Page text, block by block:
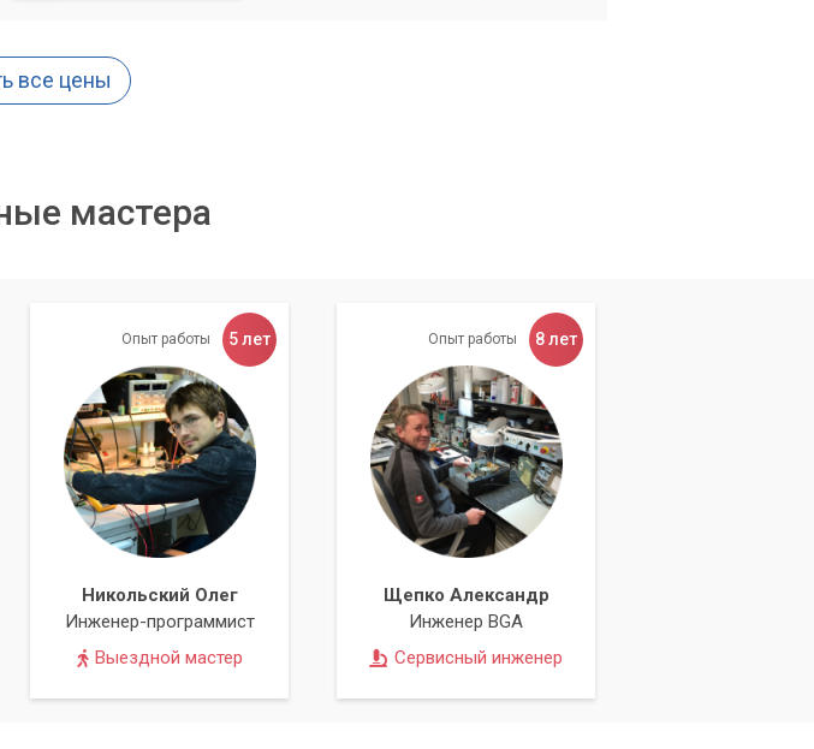
вас возникнут проблемы, то
все цены
мастера
Опыт работы 5 лет
Никольский Олег
Инженер-программист
Выездной мастер
Опыт работы 8 лет
Щепко Александр
Инженер BGA
Сервисный инженер